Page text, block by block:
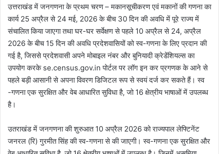
उत्तराखंड में जनगणना के प्रथम चरण – मकानसूचीकरण एवं मकानों की गणना का
कार्य 25 अप्रैल से 24 मई, 2026 के बीच 30 दिन की अवधि में पूरे राज्य में
संचालित किया जाएगा तथा घर-घर सर्वेक्षण से पहले 10 अप्रैल से 24, अप्रैल
2026 के बीच 15 दिन की अवधि प्रदेशवासियों को स्व-गणना के लिए प्रदान की
गई है, जिससे प्रदेशवासी अपने मोबाइल नंबर और बुनियादी क्रेडेंशियल्स का
उपयोग करके se.census.gov.in पोर्टल पर लॉग इन कर प्रगणक के आने से
पहले बड़ी आसानी से अपना विवरण डिजिटल रूप से स्वयं दर्ज कर सकते हैं। स्व
-गणना एक सुरक्षित और वेब आधारित सुविधा है, जो 16 क्षेत्रीय भाषाओं में उपलब्ध
है।
उतराखंड में जनगणना की शुरुआत 10 अप्रैल 2026 को राज्यपाल लेफ्टिनेंट
जनरल (रि) गुरमीत सिंह की स्व-गणना से की जाएगी। स्व-गणना एक सुरक्षित और